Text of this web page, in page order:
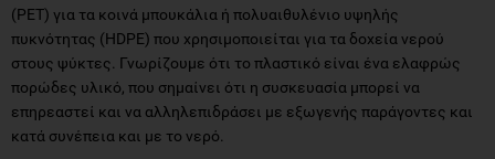
(PET) για τα κοινά μπουκάλια ή πολυαιθυλένιο υψηλής
πυκνότητας (HDPE) που χρησιμοποιείται για τα δοχεία νερού
στους ψύκτες. Γνωρίζουμε ότι το πλαστικό είναι ένα ελαφρώς
πορώδες υλικό, που σημαίνει ότι η συσκευασία μπορεί να
επηρεαστεί και να αλληλεπιδράσει με εξωγενής παράγοντες και
κατά συνέπεια και με το νερό.